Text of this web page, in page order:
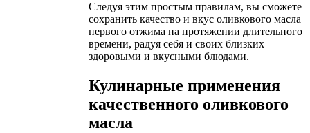
Следуя этим простым правилам, вы сможете
сохранить качество и вкус оливкового масла
первого отжима на протяжении длительного
времени, радуя себя и своих близких
здоровыми и вкусными блюдами.
Кулинарные применения
качественного оливкового
масла